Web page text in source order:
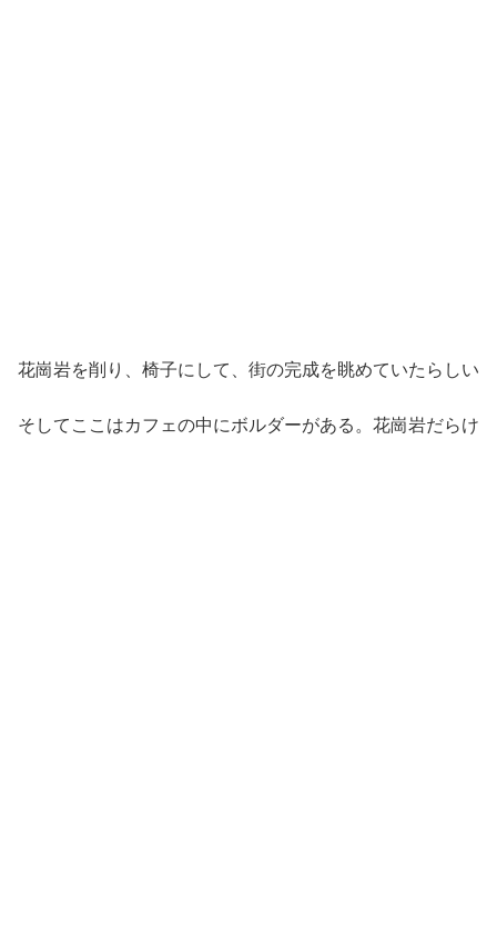
花崗岩を削り、椅子にして、街の完成を眺めていたらしい
そしてここはカフェの中にボルダーがある。花崗岩だらけ